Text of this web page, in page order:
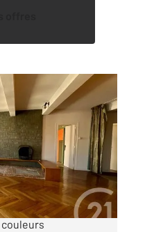
offres
DU TRAVAIL Avec